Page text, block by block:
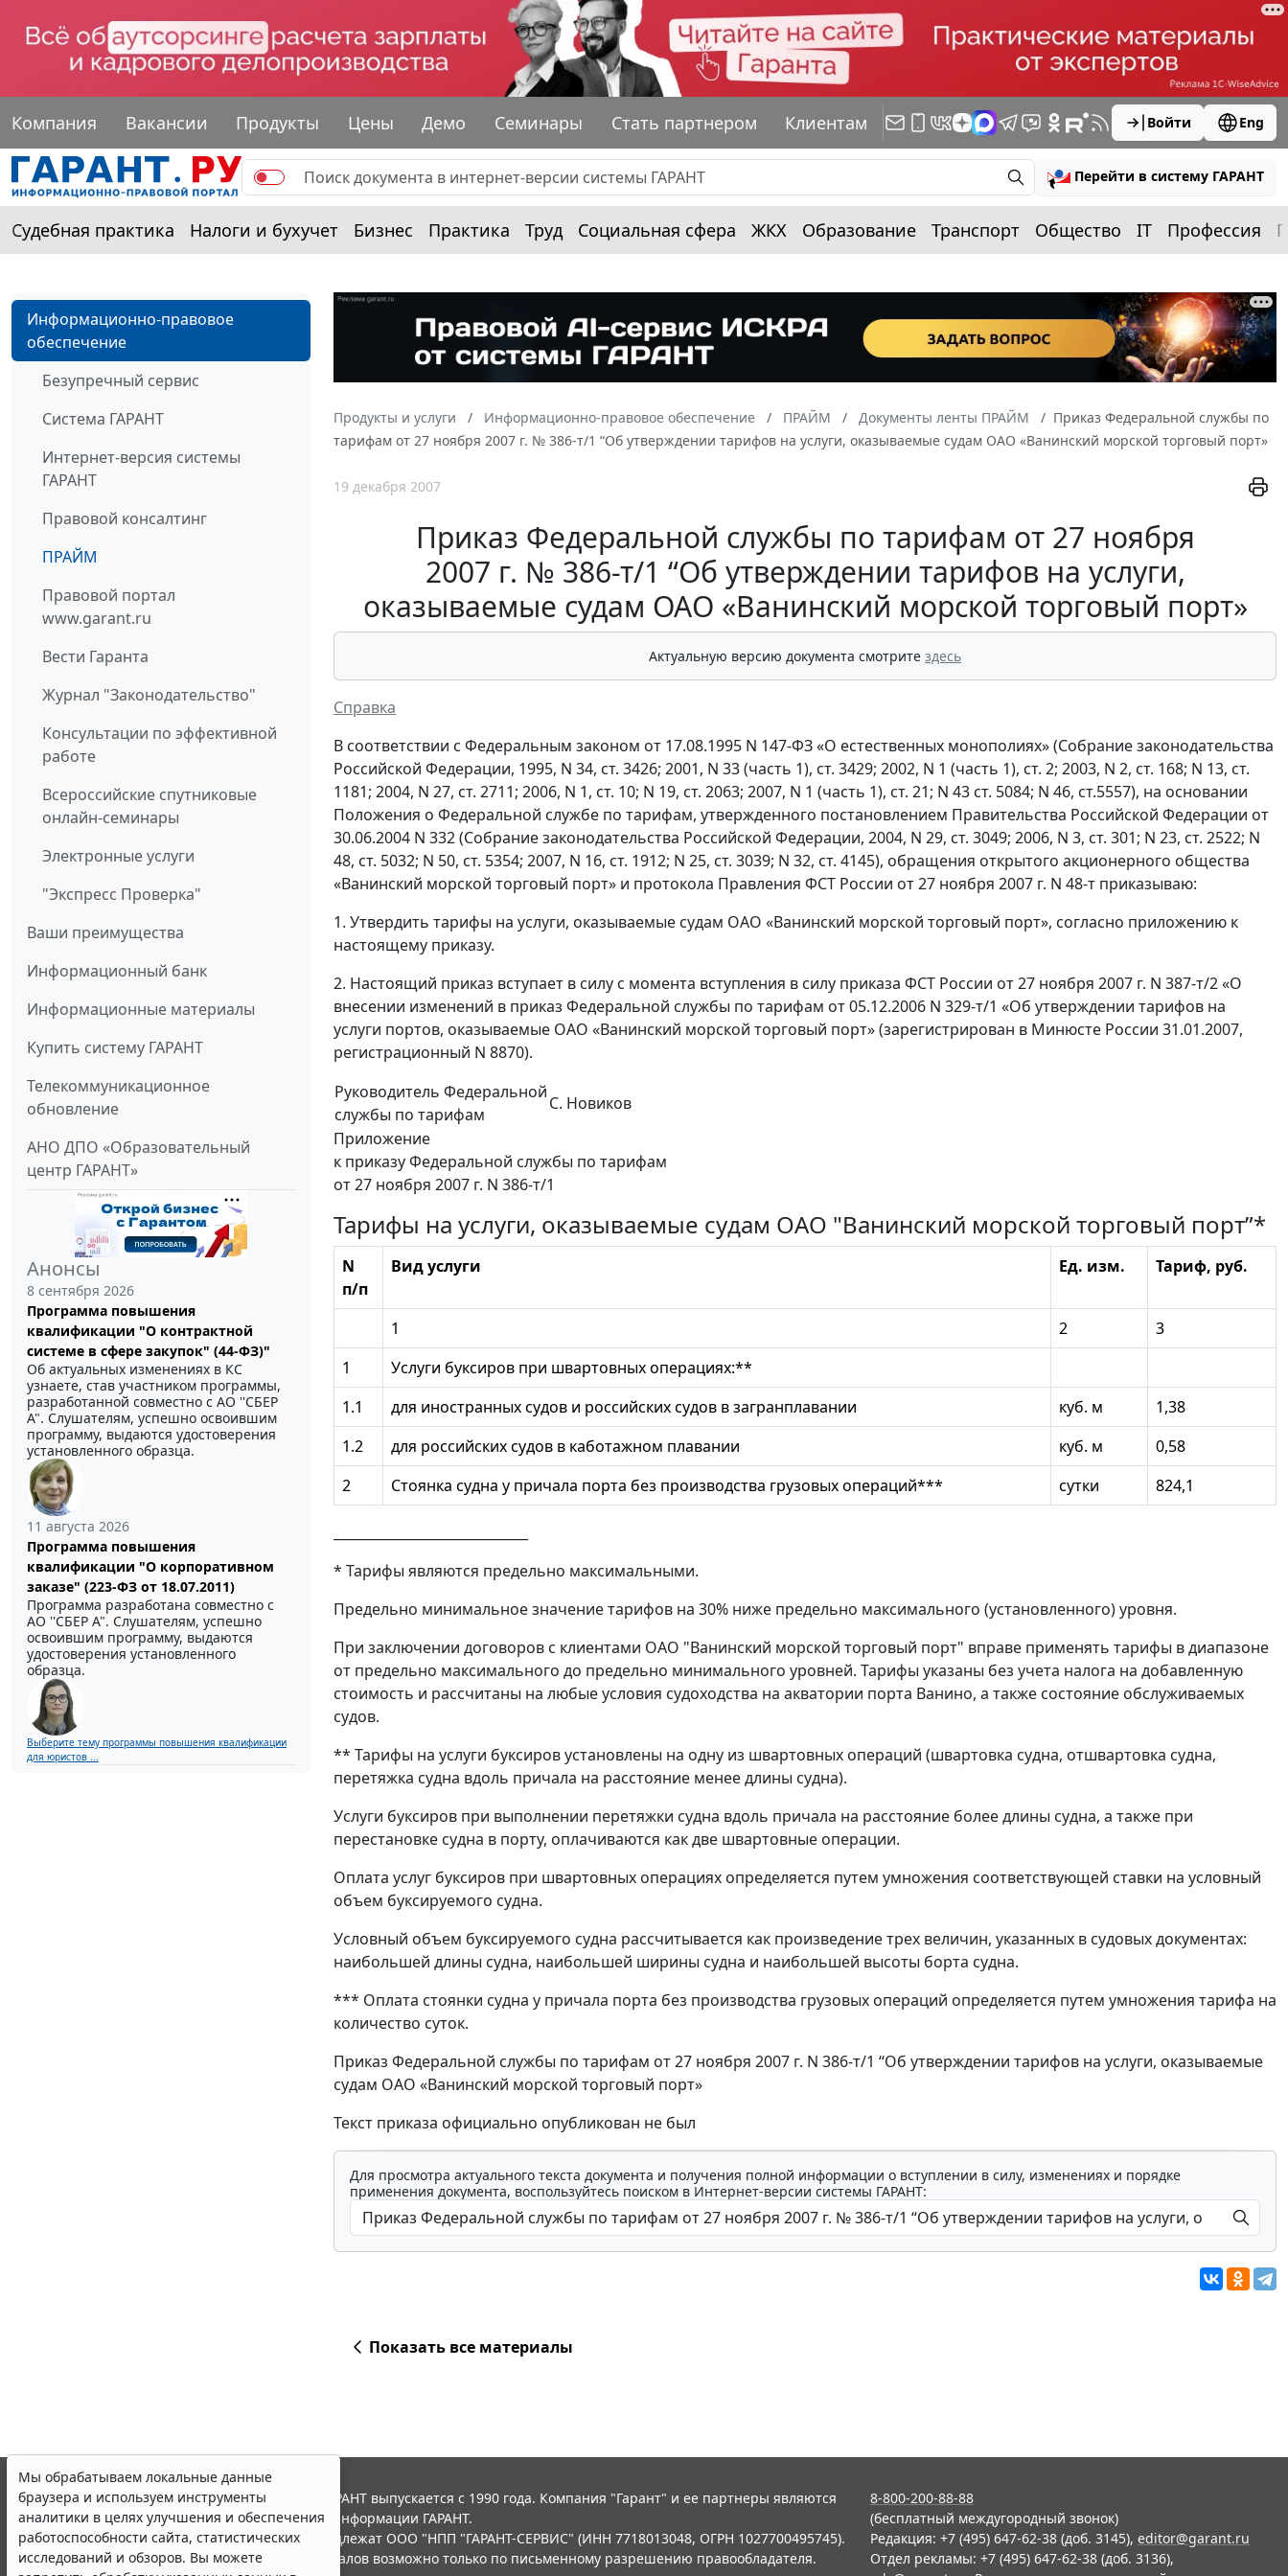
Компания Вакансии Продукты Цены Демо Семинары Стать партнером Клиентам Войти Eng
Перейти в систему ГАРАНТ
Судебная практика Налоги и бухучет Бизнес Практика Труд Социальная сфера ЖКХ Образование Транспорт Общество IT Профессия
Информационно-правовое
обеспечение
Безупречный сервис
Система ГАРАНТ
Интернет-версия системы
ГАРАНТ
Правовой консалтинг
ПРАЙМ
Правовой портал
www.garant.ru
Вести Гаранта
Журнал "Законодательство"
Консультации по эффективной
работе
Всероссийские спутниковые
онлайн-семинары
Электронные услуги
"Экспресс Проверка"
Ваши преимущества
Информационный банк
Информационные материалы
Купить систему ГАРАНТ
Телекоммуникационное
обновление
АНО ДПО «Образовательный
центр ГАРАНТ»
Анонсы
8 сентября 2026
Программа повышения
квалификации "О контрактной
системе в сфере закупок" (44-ФЗ)"
Об актуальных изменениях в КС
узнаете, став участником программы,
разработанной совместно с АО ''СБЕР
А". Слушателям, успешно освоившим
программу, выдаются удостоверения
установленного образца.
11 августа 2026
Программа повышения
квалификации "О корпоративном
заказе" (223-ФЗ от 18.07.2011)
Программа разработана совместно с
АО ''СБЕР А". Слушателям, успешно
освоившим программу, выдаются
удостоверения установленного
образца.
Выберите тему программы повышения квалификации
для юристов ...
Продукты и услуги Информационно-правовое обеспечение ПРАЙМ Документы ленты ПРАЙМ
Приказ Федеральной службы по
тарифам от 27 ноября 2007 г. № 386-т/1 “Об утверждении тарифов на услуги, оказываемые судам ОАО «Ванинский морской торговый порт»
19 декабря 2007
Приказ Федеральной службы по тарифам от 27 ноября
2007 г. № 386-т/1 “Об утверждении тарифов на услуги,
оказываемые судам ОАО «Ванинский морской торговый порт»
Актуальную версию документа смотрите здесь
Справка
В соответствии с Федеральным законом от 17.08.1995 N 147-ФЗ «О естественных монополиях» (Собрание законодательства
Российской Федерации, 1995, N 34, ст. 3426; 2001, N 33 (часть 1), ст. 3429; 2002, N 1 (часть 1), ст. 2; 2003, N 2, ст. 168; N 13, ст.
1181; 2004, N 27, ст. 2711; 2006, N 1, ст. 10; N 19, ст. 2063; 2007, N 1 (часть 1), ст. 21; N 43 ст. 5084; N 46, ст.5557), на основании
Положения о Федеральной службе по тарифам, утвержденного постановлением Правительства Российской Федерации от
30.06.2004 N 332 (Собрание законодательства Российской Федерации, 2004, N 29, ст. 3049; 2006, N 3, ст. 301; N 23, ст. 2522; N
48, ст. 5032; N 50, ст. 5354; 2007, N 16, ст. 1912; N 25, ст. 3039; N 32, ст. 4145), обращения открытого акционерного общества
«Ванинский морской торговый порт» и протокола Правления ФСТ России от 27 ноября 2007 г. N 48-т приказываю:
1. Утвердить тарифы на услуги, оказываемые судам ОАО «Ванинский морской торговый порт», согласно приложению к
настоящему приказу.
2. Настоящий приказ вступает в силу с момента вступления в силу приказа ФСТ России от 27 ноября 2007 г. N 387-т/2 «О
внесении изменений в приказ Федеральной службы по тарифам от 05.12.2006 N 329-т/1 «Об утверждении тарифов на
услуги портов, оказываемые ОАО «Ванинский морской торговый порт» (зарегистрирован в Минюсте России 31.01.2007,
регистрационный N 8870).
Руководитель Федеральной
службы по тарифам
С. Новиков
Приложение
к приказу Федеральной службы по тарифам
от 27 ноября 2007 г. N 386-т/1
Тарифы на услуги, оказываемые судам ОАО "Ванинский морской торговый порт”*
N
п/п
Вид услуги Ед. изм. Тариф, руб.
1 2
3
1
Услуги буксиров при швартовных операциях:**
1.1
для иностранных судов и российских судов в загранплавании куб. м
1,38
1.2
для российских судов в каботажном плавании куб. м
0,58
2
Стоянка судна у причала порта без производства грузовых операций*** сутки 824,1
* Тарифы являются предельно максимальными.
Предельно минимальное значение тарифов на 30% ниже предельно максимального (установленного) уровня.
При заключении договоров с клиентами ОАО "Ванинский морской торговый порт" вправе применять тарифы в диапазоне
от предельно максимального до предельно минимального уровней. Тарифы указаны без учета налога на добавленную
стоимость и рассчитаны на любые условия судоходства на акватории порта Ванино, а также состояние обслуживаемых
судов.
** Тарифы на услуги буксиров установлены на одну из швартовных операций (швартовка судна, отшвартовка судна,
перетяжка судна вдоль причала на расстояние менее длины судна).
Услуги буксиров при выполнении перетяжки судна вдоль причала на расстояние более длины судна, а также при
перестановке судна в порту, оплачиваются как две швартовные операции.
Оплата услуг буксиров при швартовных операциях определяется путем умножения соответствующей ставки на условный
объем буксируемого судна.
Условный объем буксируемого судна рассчитывается как произведение трех величин, указанных в судовых документах:
наибольшей длины судна, наибольшей ширины судна и наибольшей высоты борта судна.
*** Оплата стоянки судна у причала порта без производства грузовых операций определяется путем умножения тарифа на
количество суток.
Приказ Федеральной службы по тарифам от 27 ноября 2007 г. N 386-т/1 “Об утверждении тарифов на услуги, оказываемые
судам ОАО «Ванинский морской торговый порт»
Текст приказа официально опубликован не был
Для просмотра актуального текста документа и получения полной информации о вступлении в силу, изменениях и порядке
применения документа, воспользуйтесь поиском в Интернет-версии системы ГАРАНТ:
Показать все материалы
Мы обрабатываем локальные данные
браузера и используем инструменты
аналитики в целях улучшения и обеспечения
работоспособности сайта, статистических
исследований и обзоров. Вы можете
© ООО "НПП "ГАРАНТ-СЕРВИС", 2026. Система ГАРАНТ выпускается с 1990 года. Компания "Гарант" и ее партнеры являются
участниками Российской ассоциации правовой информации ГАРАНТ.
Все права на материалы сайта ГАРАНТ.РУ принадлежат ООО "НПП "ГАРАНТ-СЕРВИС" (ИНН 7718013048, ОГРН 1027700495745).
Полное или частичное воспроизведение материалов возможно только по письменному разрешению правообладателя.
8-800-200-88-88
(бесплатный междугородный звонок)
Редакция: +7 (495) 647-62-38 (доб. 3145), editor@garant.ru
Отдел рекламы: +7 (495) 647-62-38 (доб. 3136),